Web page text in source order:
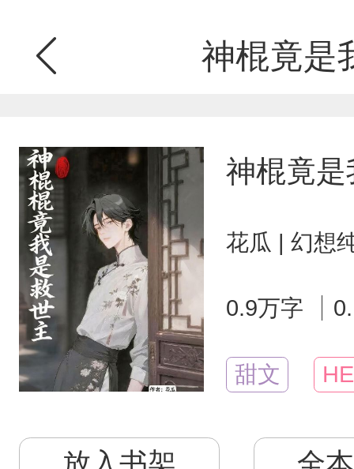
神棍竟是
神棍竟
花瓜 | 幻想
0.9万字
甜文 HE